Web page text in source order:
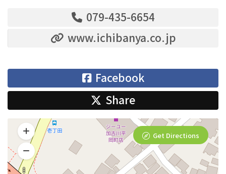
079-435-6654
www.ichibanya.co.jp
Facebook
Share
Get Directions